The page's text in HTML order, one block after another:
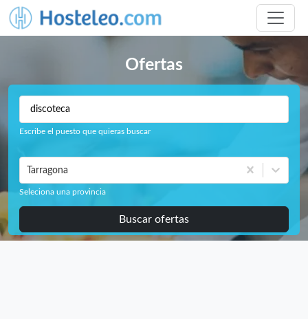
Ofertas
Escribe el puesto que quieras buscar
Tarragona
Seleciona una provincia
Buscar ofertas